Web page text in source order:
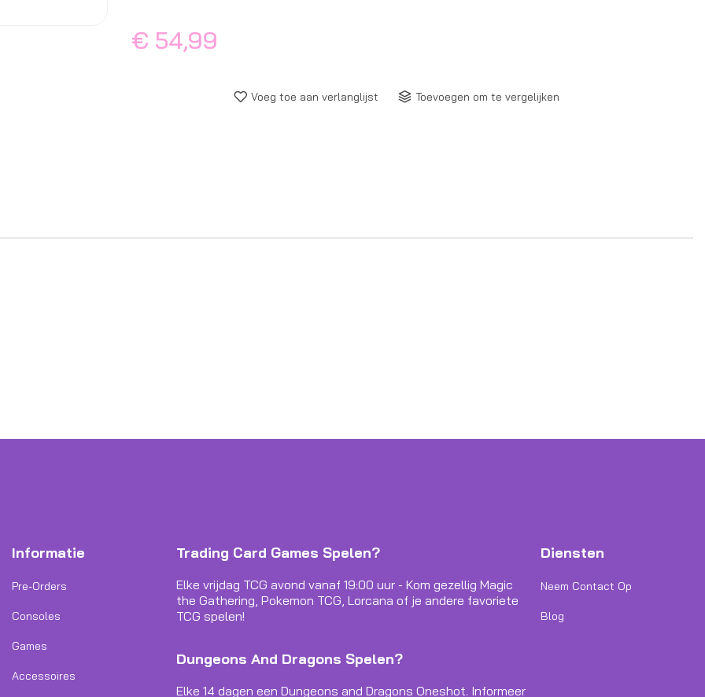
€ 54,99
Voeg toe aan verlanglijst Toevoegen om te vergelijken
Informatie
Pre-Orders
Consoles
Games
Accessoires
Trading Card Games Spelen?
Elke vrijdag TCG avond vanaf 19:00 uur - Kom gezellig Magic
the Gathering, Pokemon TCG, Lorcana of je andere favoriete
TCG spelen!
Dungeons And Dragons Spelen?
Elke 14 dagen een Dungeons and Dragons Oneshot. Informeer
Diensten
Neem Contact Op
Blog